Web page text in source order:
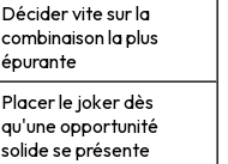
Décider vite sur la
combinaison la plus
épurante
Placer le joker dès
qu'une opportunité
solide se présente